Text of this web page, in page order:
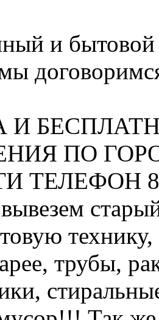
и
И
ПО
ТЕЛЕФОН 8
трубы,